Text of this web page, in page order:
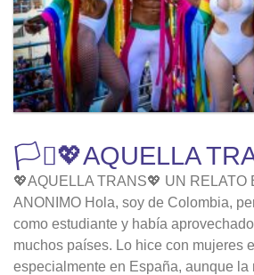
🏳️‍⚧️💖AQUELLA
💖AQUELLA TRANS💖 UN RELATO
ANONIMO Hola, soy de Colombia,
como estudiante y había
muchos países. Lo hice con mujeres
especialmente en España, aunque la